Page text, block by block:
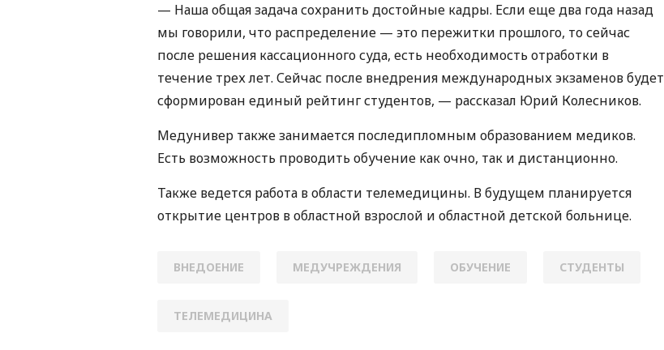
— Наша общая задача сохранить достойные кадры. Если еще два года назад
мы говорили, что распределение — это пережитки прошлого, то сейчас
после решения кассационного суда, есть необходимость отработки в
течение трех лет. Сейчас после внедрения международных экзаменов будет
сформирован единый рейтинг студентов, — рассказал Юрий Колесников.
Медунивер также занимается последипломным образованием медиков.
Есть возможность проводить обучение как очно, так и дистанционно.
Также ведется работа в области телемедицины. В будущем планируется
открытие центров в областной взрослой и областной детской больнице.
ВНЕДОЕНИЕ МЕДУЧРЕЖДЕНИЯ ОБУЧЕНИЕ СТУДЕНТЫ
ТЕЛЕМЕДИЦИНА